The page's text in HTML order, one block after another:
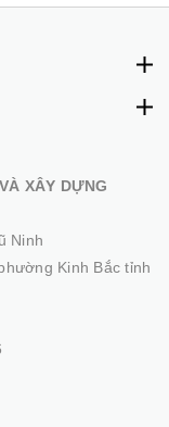
XÂY DỰNG
Ninh
Kinh Bắc tỉnh